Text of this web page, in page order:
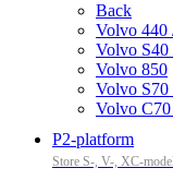
Back
Volvo 440
Volvo
Volvo 850
Volvo
Volvo
P2-platform
Store S-, V-, XC-